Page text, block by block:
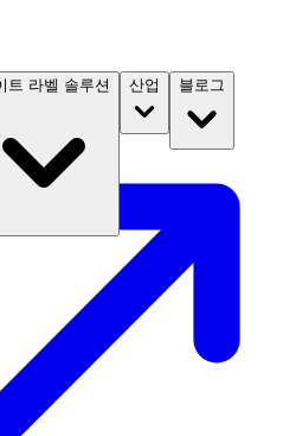
트 라벨 솔루션 산업 블로그